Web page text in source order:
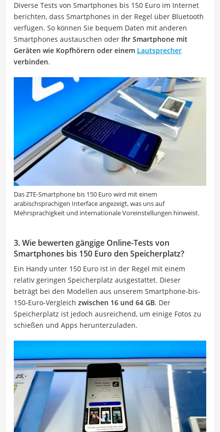
Diverse Tests von Smartphones bis 150 Euro im Internet
berichten, dass Smartphones in der Regel über Bluetooth
verfügen. So können Sie bequem Daten mit anderen
Smartphones austauschen oder Ihr Smartphone mit
Geräten wie Kopfhörern oder einem Lautsprecher
verbinden.
Das ZTE-Smartphone bis 150 Euro wird mit einem
arabischsprachigen Interface angezeigt, was uns auf
Mehrsprachigkeit und internationale Voreinstellungen hinweist.
3. Wie bewerten gängige Online-Tests von
Smartphones bis 150 Euro den Speicherplatz?
Ein Handy unter 150 Euro ist in der Regel mit einem
relativ geringen Speicherplatz ausgestattet. Dieser
beträgt bei den Modellen aus unserem Smartphone-bis-
150-Euro-Vergleich zwischen 16 und 64 GB. Der
Speicherplatz ist jedoch ausreichend, um einige Fotos zu
schießen und Apps herunterzuladen.